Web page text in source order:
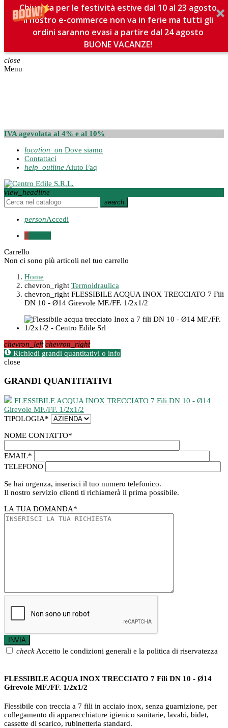
Chiusura per le festività estive dal 10 al 23 agosto
Il nostro e-commerce non va in ferie ma tutti gli
ordini saranno evasi a partire dal 24 agosto
BUONE VACANZE!
close
Menu
IVA agevolata al 4% e al 10%
location_on Dove siamo
Contattaci
help_outline Aiuto Faq
view_headline
search
personAccedi
0
Carrello
Non ci sono più articoli nel tuo carrello
Home
chevron_right Termoidraulica
chevron_right FLESSIBILE ACQUA INOX TRECCIATO 7 Fili
DN 10 - Ø14 Girevole MF./FF. 1/2x1/2
chevron_left chevron_right
Richiedi grandi quantitativi o info
close
GRANDI QUANTITATIVI
FLESSIBILE ACQUA INOX TRECCIATO 7 Fili DN 10 - Ø14
Girevole MF./FF. 1/2x1/2
TIPOLOGIA*
NOME CONTATTO*
EMAIL*
TELEFONO
Se hai urgenza, inserisci il tuo numero telefonico.
Il nostro servizio clienti ti richiamerà il prima possibile.
LA TUA DOMANDA*
check Accetto le condizioni generali e la politica di riservatezza
FLESSIBILE ACQUA INOX TRECCIATO 7 Fili DN 10 - Ø14
Girevole MF./FF. 1/2x1/2
Flessibile con treccia a 7 fili in acciaio inox, senza guarnizione, per
collegamento di apparecchiature igienico sanitarie, lavabi, bidet,
cassette di scarico, rubinetteria standard.